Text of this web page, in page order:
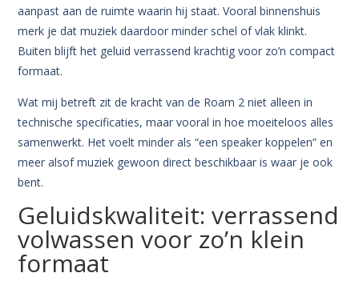
aanpast aan de ruimte waarin hij staat. Vooral binnenshuis
merk je dat muziek daardoor minder schel of vlak klinkt.
Buiten blijft het geluid verrassend krachtig voor zo’n compact
formaat.
Wat mij betreft zit de kracht van de Roam 2 niet alleen in
technische specificaties, maar vooral in hoe moeiteloos alles
samenwerkt. Het voelt minder als “een speaker koppelen” en
meer alsof muziek gewoon direct beschikbaar is waar je ook
bent.
Geluidskwaliteit: verrassend
volwassen voor zo’n klein
formaat